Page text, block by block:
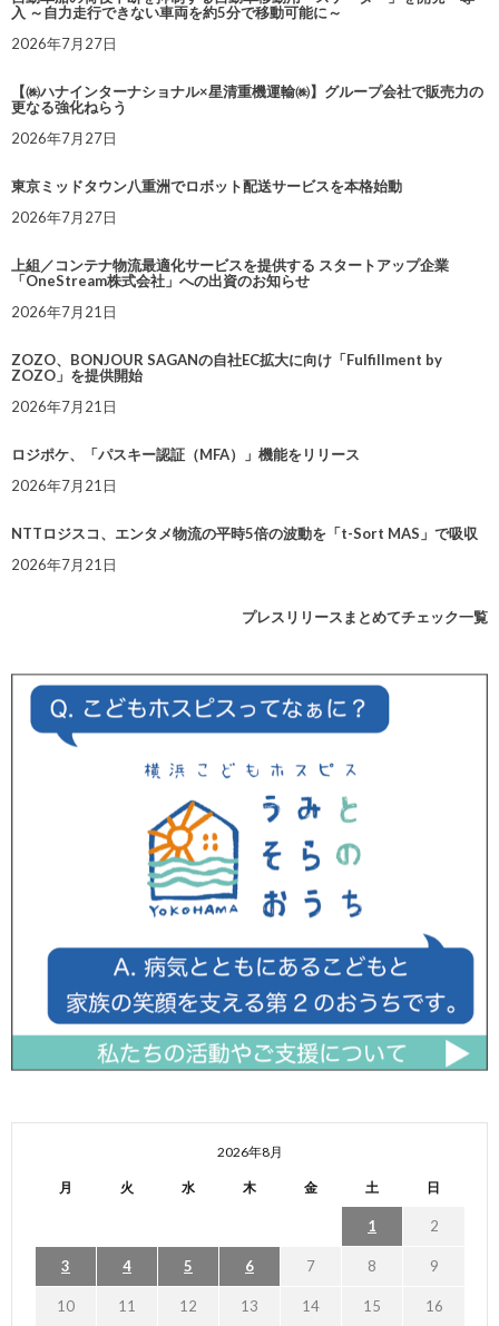
入 ～自力走行できない車両を約5分で移動可能に～
2026年7月27日
【㈱ハナインターナショナル×星清重機運輸㈱】グループ会社で販売力の
更なる強化ねらう
2026年7月27日
東京ミッドタウン八重洲でロボット配送サービスを本格始動
2026年7月27日
上組／コンテナ物流最適化サービスを提供する スタートアップ企業
「OneStream株式会社」への出資のお知らせ
2026年7月21日
ZOZO、BONJOUR SAGANの自社EC拡大に向け「Fulfillment by
ZOZO」を提供開始
2026年7月21日
ロジポケ、「パスキー認証（MFA）」機能をリリース
2026年7月21日
NTTロジスコ、エンタメ物流の平時5倍の波動を「t-Sort MAS」で吸収
2026年7月21日
プレスリリースまとめてチェック一覧
2026年8月
月 火 水 木 金 土 日
1 2
3 4 5 6 7 8 9
10 11 12 13 14 15 16